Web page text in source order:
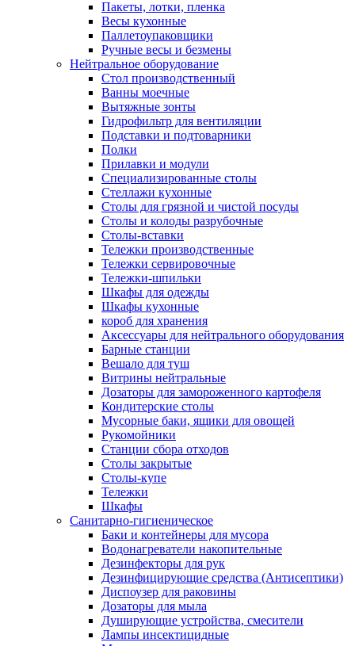
Пакеты, лотки, пленка
Весы кухонные
Паллетоупаковщики
Ручные весы и безмены
Нейтральное оборудование
Cтол производственный
Ванны моечные
Вытяжные зонты
Гидрофильтр для вентиляции
Подставки и подтоварники
Полки
Прилавки и модули
Специализированные столы
Стеллажи кухонные
Столы для грязной и чистой посуды
Столы и колоды разрубочные
Столы-вставки
Тележки производственные
Тележки сервировочные
Тележки-шпильки
Шкафы для одежды
Шкафы кухонные
короб для хранения
Аксессуары для нейтрального оборудования
Барные станции
Вешало для туш
Витрины нейтральные
Дозаторы для замороженного картофеля
Кондитерские столы
Мусорные баки, ящики для овощей
Рукомойники
Станции сбора отходов
Столы закрытые
Столы-купе
Тележки
Шкафы
Санитарно-гигиеническое
Баки и контейнеры для мусора
Водонагреватели накопительные
Дезинфекторы для рук
Дезинфицирующие средства (Антисептики)
Диспоузер для раковины
Дозаторы для мыла
Душирующие устройства, смесители
Лампы инсектицидные